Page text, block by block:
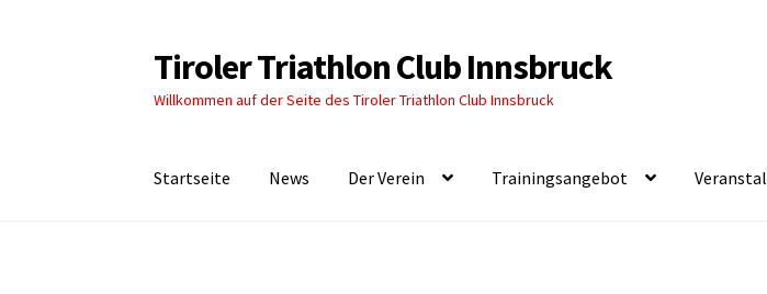
Zur
Navigation
springen
Zum
Inhalt
springen
Tiroler Triathlon Club Innsbruck
Willkommen auf der Seite des Tiroler Triathlon Club Innsbruck
Startseite News Der Verein Trainingsangebot